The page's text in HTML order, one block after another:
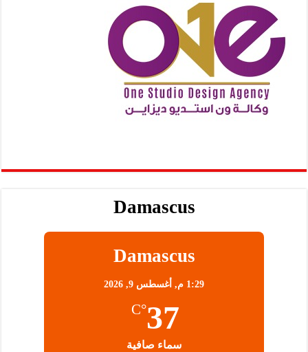
Damascus
Damascus
1:29 م, أغسطس 9, 2026
37
°C
سماء صافية